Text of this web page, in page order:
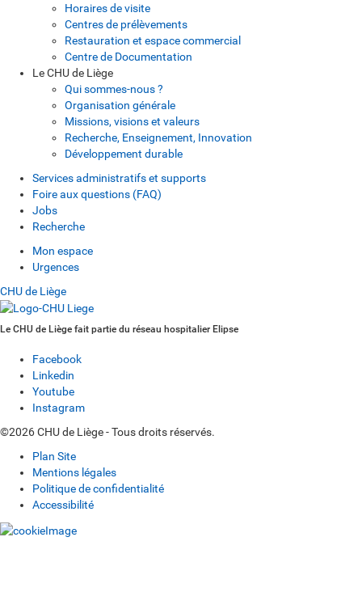
Horaires de visite
Centres de prélèvements
Restauration et espace commercial
Centre de Documentation
Le CHU de Liège
Qui sommes-nous ?
Organisation générale
Missions, visions et valeurs
Recherche, Enseignement, Innovation
Développement durable
Services administratifs et supports
Foire aux questions (FAQ)
Jobs
Recherche
Mon espace
Urgences
CHU de Liège
Le CHU de Liège fait partie du réseau hospitalier Elipse
Facebook
Linkedin
Youtube
Instagram
©2026 CHU de Liège - Tous droits réservés.
Plan Site
Mentions légales
Politique de confidentialité
Accessibilité